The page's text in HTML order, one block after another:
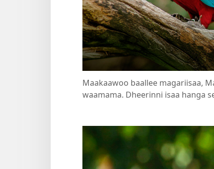
Maakaawoo baallee magariisaa,
waamama. Dheerinni isaa hanga